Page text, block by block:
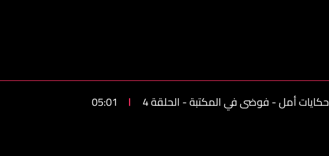
حكايات أمل - فوضى في المكتبة - الحلقة 4 05:01